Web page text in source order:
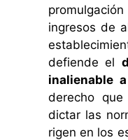
ingresos de
defiende el
inalienable
derecho
dictar las
rigen en los